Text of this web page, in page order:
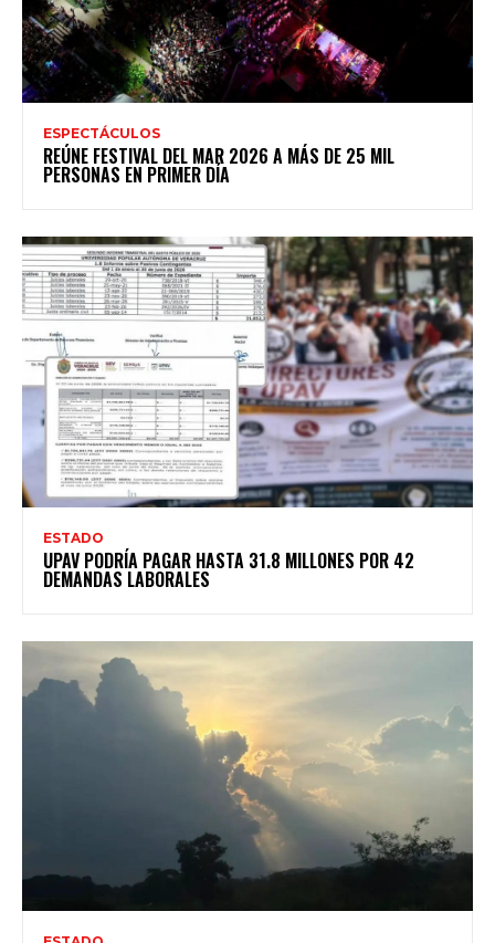
ESPECTÁCULOS
REÚNE FESTIVAL DEL MAR 2026 A MÁS DE 25 MIL
PERSONAS EN PRIMER DÍA
ESTADO
UPAV PODRÍA PAGAR HASTA 31.8 MILLONES POR 42
DEMANDAS LABORALES